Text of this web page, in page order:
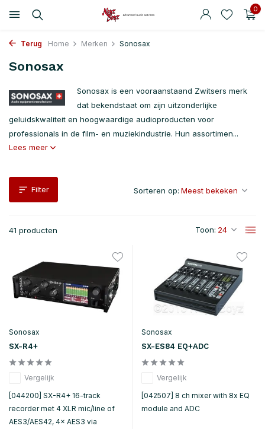
0
Terug Home Merken Sonosax
Sonosax
Sonosax is een vooraanstaand Zwitsers merk
dat bekendstaat om zijn uitzonderlijke
geluidskwaliteit en hoogwaardige audioproducten voor
professionals in de film- en muziekindustrie. Hun assortimen...
Lees meer
Filter
41 producten Toon:
Sorteren op:
Sonosax
SX-R4+
Vergelijk
[044200] SX-R4+ 16-track
recorder met 4 XLR mic/line of
AES3/AES42, 4× AES3 via
Sonosax
SX-ES84 EQ+ADC
Vergelijk
[042507] 8 ch mixer with 8x EQ
module and ADC